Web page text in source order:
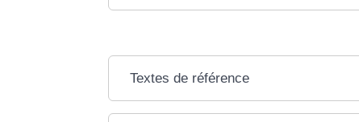
Textes de référence